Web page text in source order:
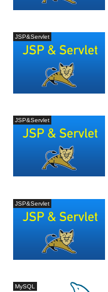
JSP&Servlet
JSP&Servlet
JSP&Servlet
MySQL